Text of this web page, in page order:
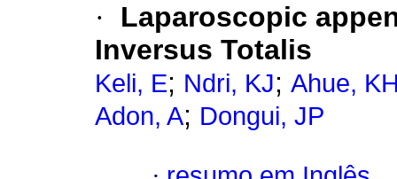
·
Laparoscopic
Inversus Totalis
Keli, E; Ndri, KJ; Ahue,
Adon, A; Dongui, JP